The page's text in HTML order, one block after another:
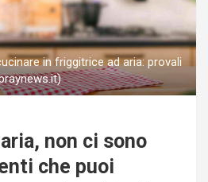
in friggitrice ad aria: provali
non ci sono
che puoi